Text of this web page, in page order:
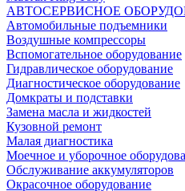
АВТОСЕРВИСНОЕ
Автомобильные подъемники
Воздушные компрессоры
Вспомогательное оборудование
Гидравлическое оборудование
Диагностическое оборудование
Домкраты и подставки
Замена масла и жидкостей
Кузовной ремонт
Малая диагностика
Моечное и уборочное
Обслуживание аккумуляторов
Окрасочное оборудование